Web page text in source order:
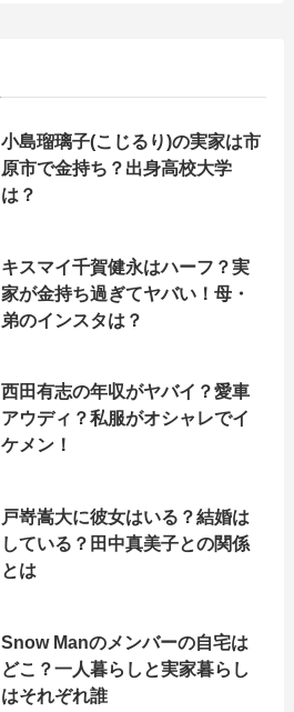
小島瑠璃子(こじるり)の実家は市
原市で金持ち？出身高校大学
は？
キスマイ千賀健永はハーフ？実
家が金持ち過ぎてヤバい！母・
弟のインスタは？
西田有志の年収がヤバイ？愛車
アウディ？私服がオシャレでイ
ケメン！
戸嵜嵩大に彼女はいる？結婚は
している？田中真美子との関係
とは
Snow Manのメンバーの自宅は
どこ？一人暮らしと実家暮らし
はそれぞれ誰